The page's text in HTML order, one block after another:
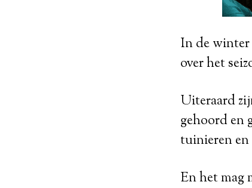
In de
over het
Uiteraard
gehoord en
tuinieren en
En het mag